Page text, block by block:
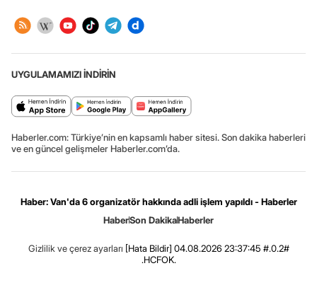
UYGULAMAMIZI İNDİRİN
Haberler.com: Türkiye’nin en kapsamlı haber sitesi. Son dakika haberleri
ve en güncel gelişmeler Haberler.com’da.
Haber: Van'da 6 organizatör hakkında adli işlem yapıldı - Haberler
HaberSon DakikaHaberler
Gizlilik ve çerez ayarları [Hata Bildir] 04.08.2026 23:37:45 #.0.2#
.HCFOK.